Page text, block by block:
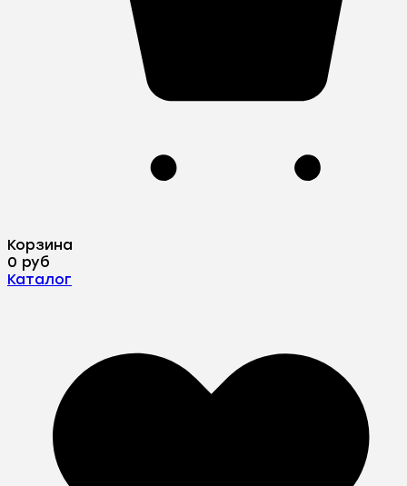
Корзина
0 руб
Каталог